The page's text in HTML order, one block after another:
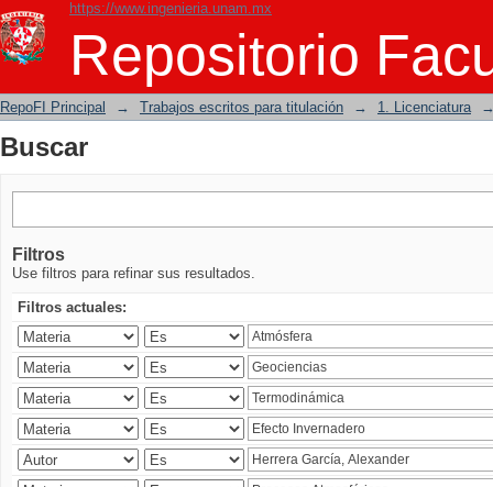
https://www.ingenieria.unam.mx
Repositorio
Buscar
RepoFI Principal → Trabajos escritos para titulación → 1. Licenciatura
Buscar
Filtros
Use filtros para refinar sus resultados.
Filtros actuales: